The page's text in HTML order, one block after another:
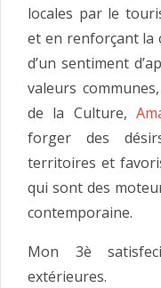
locales par le
et en renforçant la
d’un sentiment
valeurs
de la Culture,
forger des
territoires et
qui sont des
contemporaine.
Mon 3è
extérieures.